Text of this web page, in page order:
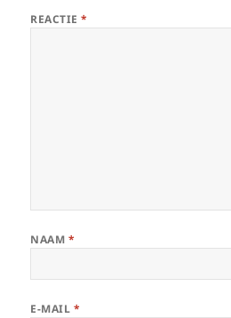
REACTIE*
NAAM *
E-MAIL *